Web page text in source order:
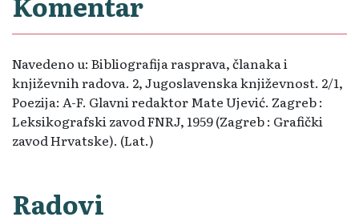
Navedeno u: Bibliografija rasprava, članaka i
književnih radova. 2, Jugoslavenska književnost. 2/1,
Poezija: A-F. Glavni redaktor Mate Ujević. Zagreb :
Leksikografski zavod FNRJ, 1959 (Zagreb : Grafički
zavod Hrvatske). (Lat.)
Radovi